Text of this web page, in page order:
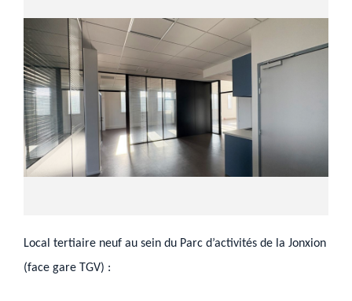
Local tertiaire neuf au sein du Parc d’activités de la Jonxion
(face gare TGV) :